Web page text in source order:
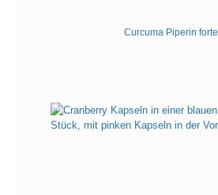
Curcuma Piperin forte